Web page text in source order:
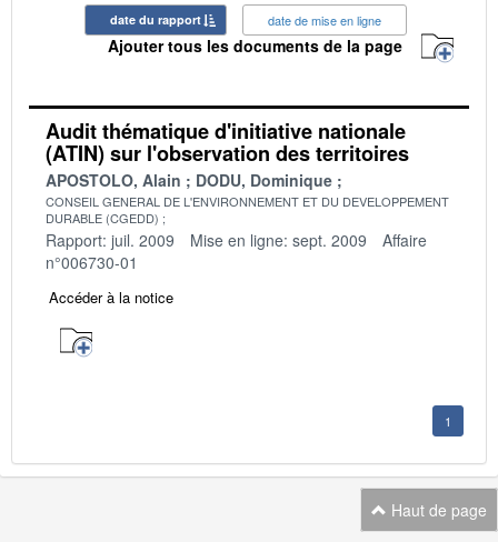
date du rapport date de mise en ligne
Ajouter tous les documents de la page
Audit thématique d'initiative nationale
(ATIN) sur l'observation des territoires
APOSTOLO, Alain DODU, Dominique
CONSEIL GENERAL DE L'ENVIRONNEMENT ET DU DEVELOPPEMENT
DURABLE (CGEDD)
Rapport: juil. 2009 Mise en ligne: sept. 2009
Affaire
n°006730-01
Accéder à la notice
1
Haut de page